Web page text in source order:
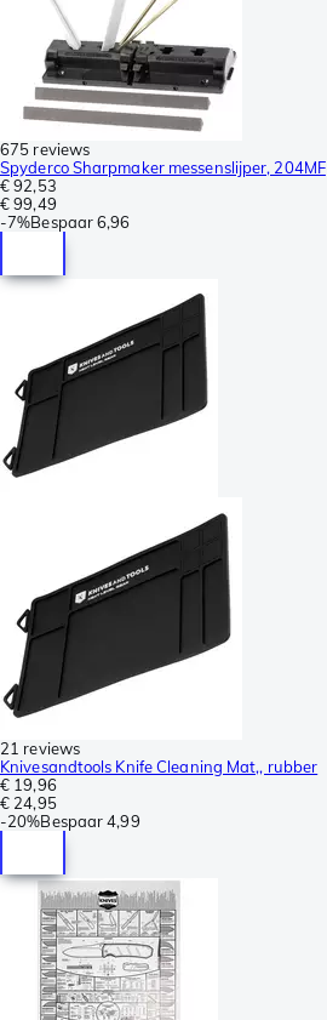
675 reviews
Spyderco Sharpmaker messenslijper, 204MF
€ 92,53
€ 99,49
-7%Bespaar6,96
21 reviews
Knivesandtools Knife Cleaning Mat,, rubber
€ 19,96
€ 24,95
-20%Bespaar 4,99